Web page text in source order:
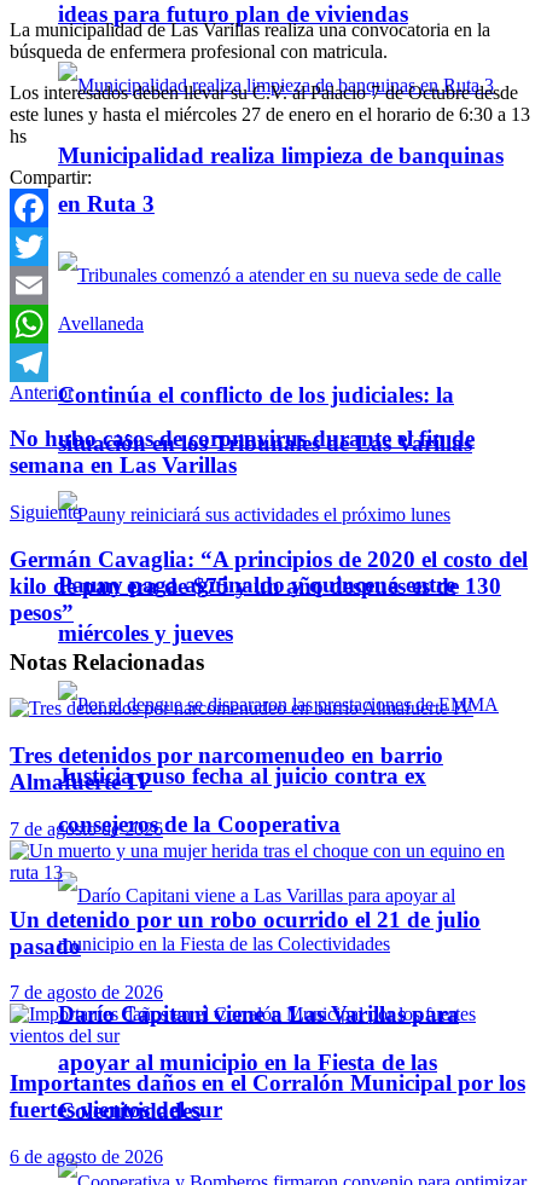
ideas para futuro plan de viviendas
Municipalidad realiza limpieza de banquinas
en Ruta 3
Continúa el conflicto de los judiciales: la
situación en los Tribunales de Las Varillas
Pauny paga aguinaldo y quincena entre
miércoles y jueves
Justicia puso fecha al juicio contra ex
consejeros de la Cooperativa
Darío Capitani viene a Las Varillas para
apoyar al municipio en la Fiesta de las
Colectividades
La municipalidad de Las Varillas realiza una convocatoria en la
búsqueda de enfermera profesional con matricula.
Los interesados deben llevar su C.V. al Palacio 7 de Octubre desde
este lunes y hasta el miércoles 27 de enero en el horario de 6:30 a 13
hs
Compartir:
Facebook
Twitter
Email
WhatsApp
Telegram
Anterior
No hubo casos de coronavirus durante el fin de
semana en Las Varillas
Siguiente
Germán Cavaglia: “A principios de 2020 el costo del
kilo de pan era de $75 y un año después es de 130
pesos”
Notas Relacionadas
Tres detenidos por narcomenudeo en barrio
Almafuerte IV
7 de agosto de 2026
Un detenido por un robo ocurrido el 21 de julio
pasado
7 de agosto de 2026
Importantes daños en el Corralón Municipal por los
fuertes vientos del sur
6 de agosto de 2026